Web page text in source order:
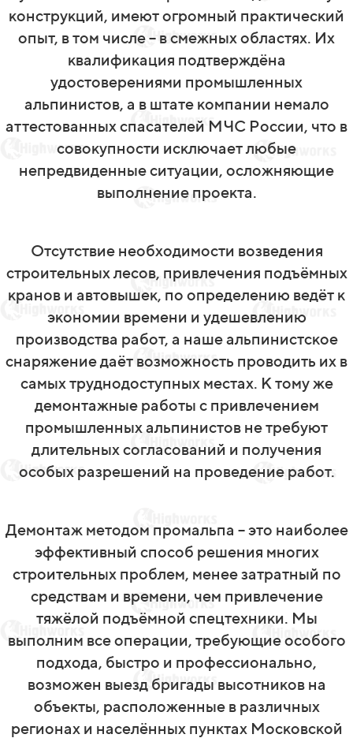
конструкций, имеют огромный практический
опыт, в том числе – в смежных областях. Их
квалификация подтверждёна
удостоверениями промышленных
альпинистов, а в штате компании немало
аттестованных спасателей МЧС России, что в
совокупности исключает любые
непредвиденные ситуации, осложняющие
выполнение проекта.
Отсутствие необходимости возведения
строительных лесов, привлечения подъёмных
кранов и автовышек, по определению ведёт к
экономии времени и удешевлению
производства работ, а наше альпинистское
снаряжение даёт возможность проводить их в
самых труднодоступных местах. К тому же
демонтажные работы с привлечением
промышленных альпинистов не требуют
длительных согласований и получения
особых разрешений на проведение работ.
Демонтаж методом промальпа – это наиболее
эффективный способ решения многих
строительных проблем, менее затратный по
средствам и времени, чем привлечение
тяжёлой подъёмной спецтехники. Мы
выполним все операции, требующие особого
подхода, быстро и профессионально,
возможен выезд бригады высотников на
объекты, расположенные в различных
регионах и населённых пунктах Московской